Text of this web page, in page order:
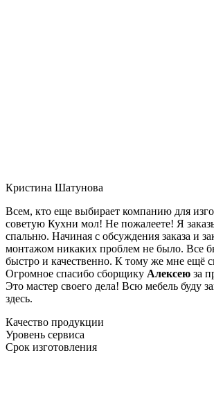
Кристина Шатунова
Всем, кто еще выбирает компанию для
советую Кухни мол! Не пожалеете! Я
спальню. Начиная с обсуждения заказа и
монтажом никаких проблем не было. Все
быстро и качественно. К тому же мне ещё
Огромное спасибо сборщику Алексею за
Это мастер своего дела! Всю мебель буду
здесь.
Качество продукции
Уровень сервиса
Срок изготовления